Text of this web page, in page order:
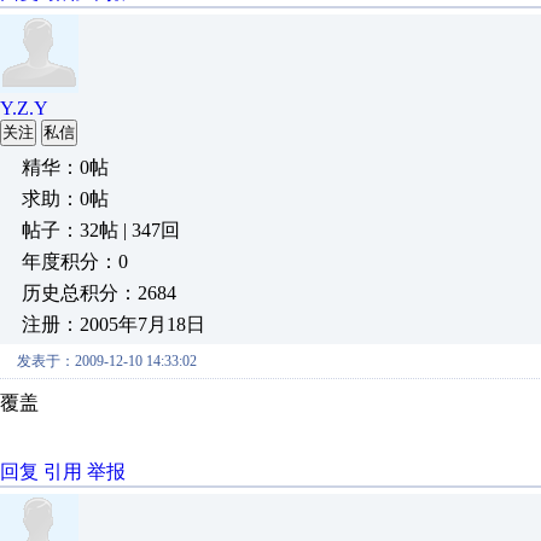
Y.Z.Y
关注 私信
精华：0帖
求助：0帖
帖子：32帖 | 347回
年度积分：0
历史总积分：2684
注册：2005年7月18日
发表于：2009-12-10 14:33:02
覆盖
回复 引用 举报